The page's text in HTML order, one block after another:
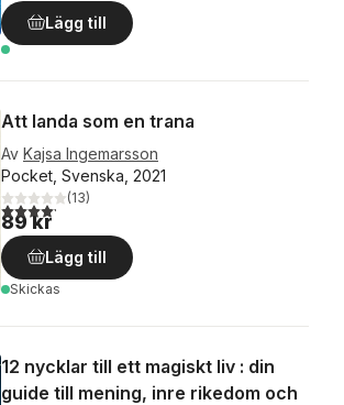
Lägg till
Att landa som en trana
Av Kajsa Ingemarsson
Pocket, Svenska, 2021
4,2utav 5 stjärnor. Totalt antal röster:
(13)
89 kr
Lägg till
Skickas
12 nycklar till ett magiskt liv : din
guide till mening, inre rikedom och